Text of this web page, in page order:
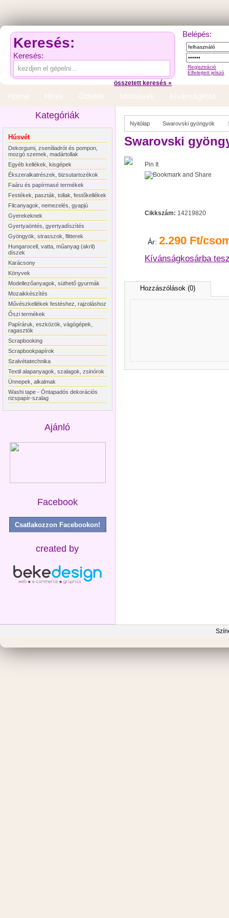
Keresés:
Keresés:
összetett keresés »
Belépés:
Regisztráció
Elfelejtett jelszó
Kategóriák
Húsvét
Dekorgumi, zseníliadrót és pompon,
mozgó szemek, madártollak
Egyéb kellékek, kisgépek
Ékszeralkatrészek, bizsutartozékok
Faáru és papírmasé termékek
Festékek, paszták, tollak, festőkellékek
Filcanyagok, nemezelés, gyapjú
Gyerekeknek
Gyertyaöntés, gyertyadíszítés
Gyöngyök, strasszok, flitterek
Hungarocell, vatta, műanyag (akril)
díszek
Karácsony
Könyvek
Modellezőanyagok, süthető gyurmák
Mozaikkészítés
Művészkellékek festéshez, rajzoláshoz
Őszi termékek
Papíráruk, eszközök, vágógépek,
ragasztók
Scrapbooking
Scrapbookpapírok
Szalvétatechnika
Textil alapanyagok, szalagok, zsinórok
Ünnepek, alkalmak
Washi tape - Öntapadós dekorációs
rizspapír-szalag
Ajánló
Facebook
Csatlakozzon Facebookon!
created by
Nyitólap Swarovski gyöngyök
Swarovski
Pin It
Cikkszám: 14219820
Ár: 2.290 Ft/
Kívánságkosárba
Hozzászólások (0)